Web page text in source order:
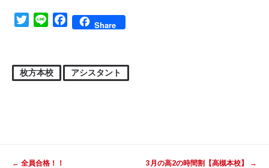
TwitterLine FacebookShare
枚方本校 アシスタント
← 全員合格！！ 3月の高2の時間割【高槻本校】 →